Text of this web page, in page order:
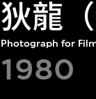
狄龍
Photograph for
1980